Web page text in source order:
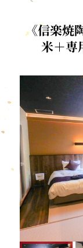
《信楽焼
米＋専